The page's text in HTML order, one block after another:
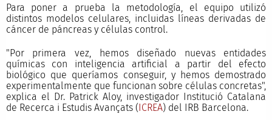
Para poner a prueba la metodología, el equipo utilizó
distintos modelos celulares, incluidas líneas derivadas de
cáncer de páncreas y células control.
"Por primera vez, hemos diseñado nuevas entidades
químicas con inteligencia artificial a partir del efecto
biológico que queríamos conseguir, y hemos demostrado
experimentalmente que funcionan sobre células concretas",
explica el Dr. Patrick Aloy, investigador Institució Catalana
de Recerca i Estudis Avançats (ICREA) del IRB Barcelona.